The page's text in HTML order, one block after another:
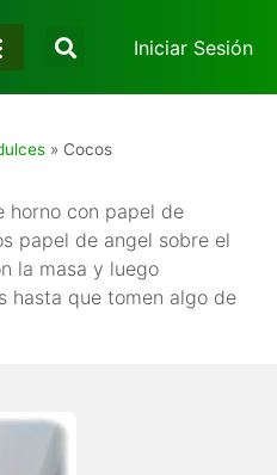
Iniciar Sesión
» Cocos
horno con papel de
papel de angel sobre el
la masa y luego
hasta que tomen algo de